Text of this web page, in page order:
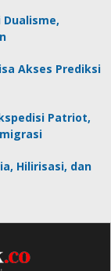
Dualisme,
Akses Prediksi
Patriot,
Hilirisasi, dan